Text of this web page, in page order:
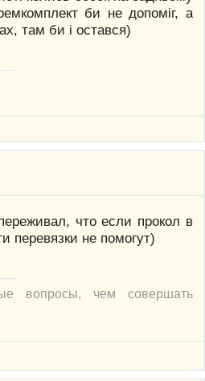
би не допоміг, а
там би і остався)
что если прокол в
перевязки не помогут)
вопросы, чем совершать